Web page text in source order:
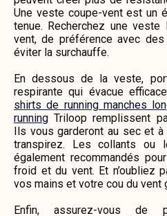
Une veste coupe-vent est un
tenue. Recherchez une
vent, de préférence avec
éviter la surchauffe.
En dessous de la veste,
respirante qui évacue
shirts de running manches
running Triloop remplissent
Ils vous garderont au sec et à
transpirez. Les collants ou
également recommandés
froid et du vent. Et n’oubliez
vos mains et votre cou du vent
Enfin, assurez-vous de